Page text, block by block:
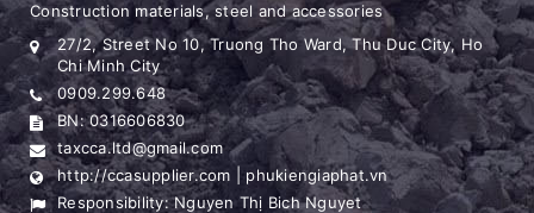
Construction materials, steel and accessories
27/2, Street No 10, Truong Tho Ward, Thu Duc City, Ho
Chi Minh City
0909.299.648
BN: 0316606830
taxcca.ltd@gmail.com
http://ccasupplier.com | phukiengiaphat.vn
Responsibility: Nguyen Thị Bich Nguyet